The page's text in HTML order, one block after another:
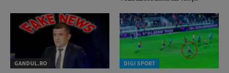
GANDUL.RO DIGI SPORT